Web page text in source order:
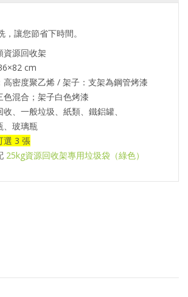
讓您節省下時間。
資源回收架
cm
高密度聚乙烯 / 架子：支架為鋼管烤漆
色混合；架子白色烤漆
收、一般垃圾、紙類、鐵鋁罐、
、玻璃瓶
選 3 張
25kg資源回收架專用垃圾袋（綠色）